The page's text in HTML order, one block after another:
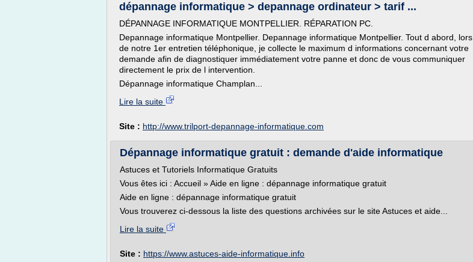
dépannage informatique > depannage ordinateur > tarif ...
DÉPANNAGE INFORMATIQUE MONTPELLIER. RÉPARATION PC.
Depannage informatique Montpellier. Depannage informatique Montpellier. Tout d abord, lors
de notre 1er entretien téléphonique, je collecte le maximum d informations concernant votre
demande afin de diagnostiquer immédiatement votre panne et donc de vous communiquer
directement le prix de l intervention.
Dépannage informatique Champlan...
Lire la suite
Site : http://www.trilport-depannage-informatique.com
Dépannage informatique gratuit : demande d'aide informatique
Astuces et Tutoriels Informatique Gratuits
Vous êtes ici : Accueil » Aide en ligne : dépannage informatique gratuit
Aide en ligne : dépannage informatique gratuit
Vous trouverez ci-dessous la liste des questions archivées sur le site Astuces et aide...
Lire la suite
Site : https://www.astuces-aide-informatique.info